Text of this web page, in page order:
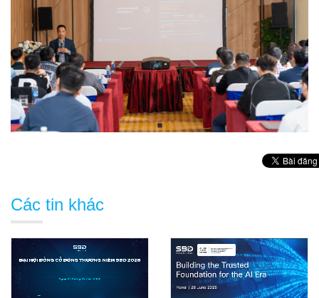
Các tin khác